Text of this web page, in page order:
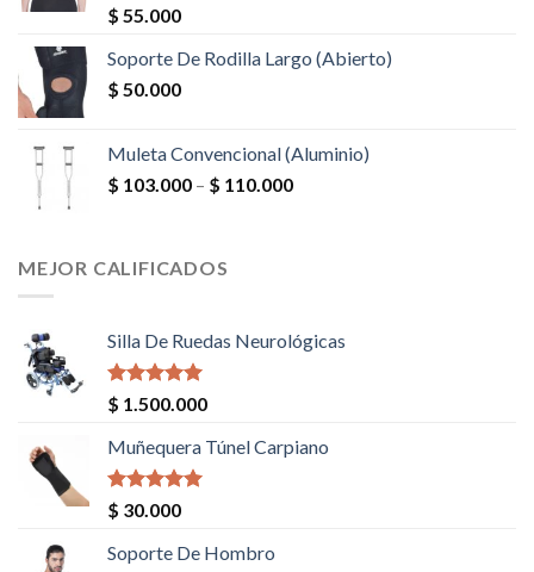
Valorado en
5.00
$ 55.000
Soporte De Rodilla Largo (Abierto)
$ 50.000
Muleta Convencional (Aluminio)
$ 103.000 – $ 110.000
MEJOR CALIFICADOS
Silla De Ruedas Neurológicas
Valorado en
5.00
$ 1.500.000
Muñequera Túnel Carpiano
Valorado en
5.00
$ 30.000
Soporte De Hombro